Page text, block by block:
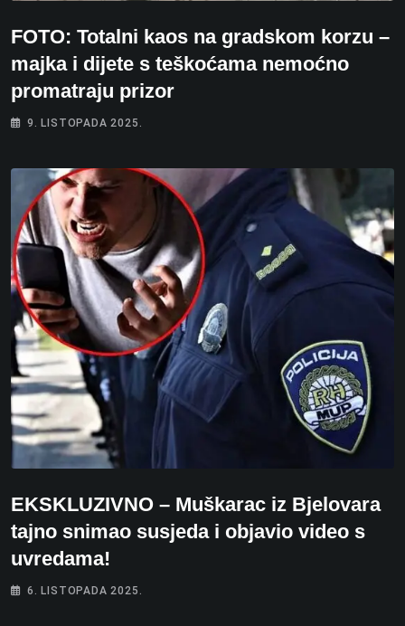
FOTO: Totalni kaos na gradskom korzu –
majka i dijete s teškoćama nemoćno
promatraju prizor
9. LISTOPADA 2025.
EKSKLUZIVNO – Muškarac iz Bjelovara
tajno snimao susjeda i objavio video s
uvredama!
6. LISTOPADA 2025.